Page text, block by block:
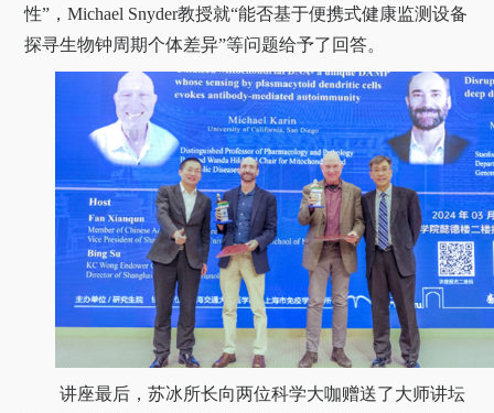
性” ，Michael Snyder教授就“能否基于便携式健康监测设备
探寻生物钟周期个体差异”等问题给予了回答。
讲座最后，苏冰所长向两位科学大咖赠送了大师讲坛